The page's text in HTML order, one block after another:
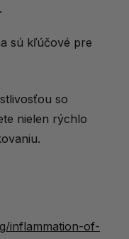
sú kľúčové pre
so
nielen rýchlo
inflammation-of-